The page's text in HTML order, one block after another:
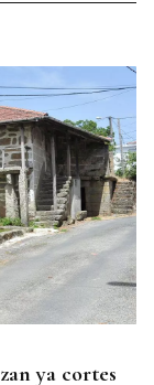
ya cortes